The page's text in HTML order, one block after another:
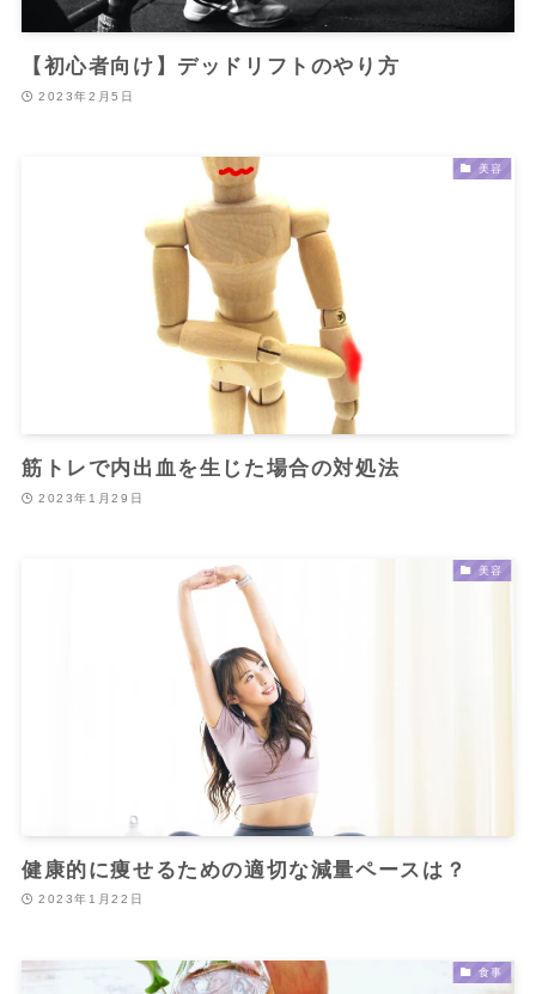
【初心者向け】デッドリフトのやり方
2023年2月5日
美容
筋トレで内出血を生じた場合の対処法
2023年1月29日
美容
健康的に痩せるための適切な減量ペースは？
2023年1月22日
食事